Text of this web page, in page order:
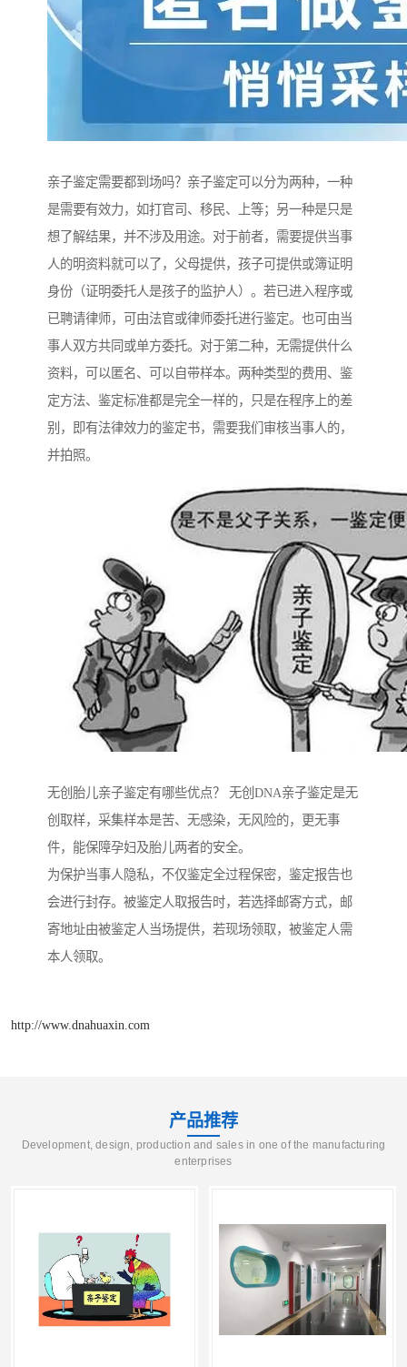
亲子鉴定需要都到场吗？亲子鉴定可以分为两种，一种
是需要有效力，如打官司、移民、上等；另一种是只是
想了解结果，并不涉及用途。对于前者，需要提供当事
人的明资料就可以了，父母提供，孩子可提供或簿证明
身份（证明委托人是孩子的监护人）。若已进入程序或
已聘请律师，可由法官或律师委托进行鉴定。也可由当
事人双方共同或单方委托。对于第二种，无需提供什么
资料，可以匿名、可以自带样本。两种类型的费用、鉴
定方法、鉴定标准都是完全一样的，只是在程序上的差
别，即有法律效力的鉴定书，需要我们审核当事人的，
并拍照。
无创胎儿亲子鉴定有哪些优点？ 无创DNA亲子鉴定是无
创取样，采集样本是苦、无感染，无风险的，更无事
件，能保障孕妇及胎儿两者的安全。
为保护当事人隐私，不仅鉴定全过程保密，鉴定报告也
会进行封存。被鉴定人取报告时，若选择邮寄方式，邮
寄地址由被鉴定人当场提供，若现场领取，被鉴定人需
本人领取。
http://www.dnahuaxin.com
产品推荐
Development, design, production and sales in one of the manufacturing
enterprises